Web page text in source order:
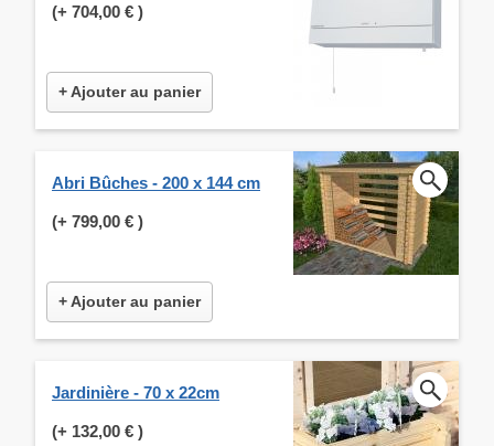
(+ 704,00 € )
+ Ajouter au panier
Abri Bûches - 200 x 144 cm
(+ 799,00 € )
+ Ajouter au panier
Jardinière - 70 x 22cm
(+ 132,00 € )